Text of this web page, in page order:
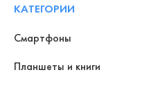
КАТЕГОРИИ
Смартфоны
Планшеты и книги